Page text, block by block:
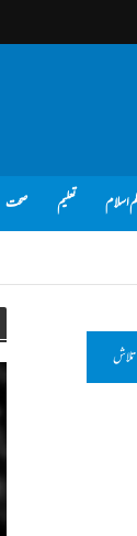
اسلام تعلیم صحت
تلاش